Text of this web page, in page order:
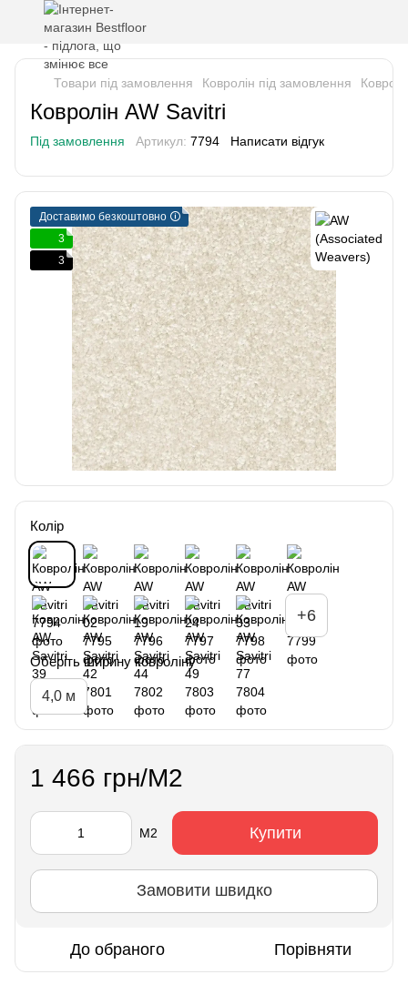
Товари під замовлення Ковролін під замовлення
Ковролін AW Savitri
Під замовлення Артикул: 7794 Написати відгук
Доставимо безкоштовно 🛈
3
3
Колір
+6
Оберіть ширину ковроліну
4,0 м
1 466 грн/М2
М2 Купити
Замовити швидко
До обраного Порівняти